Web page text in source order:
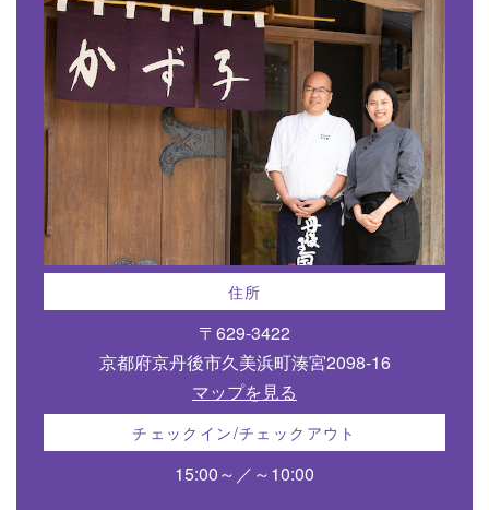
住所
〒629-3422
京都府京丹後市久美浜町湊宮2098-16
マップを見る
チェックイン/チェックアウト
15:00～／～10:00